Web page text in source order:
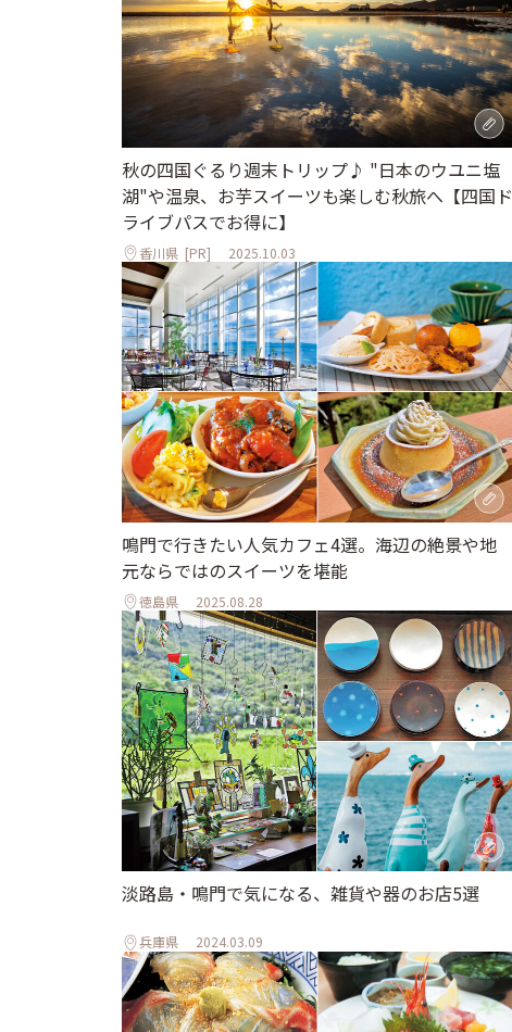
秋の四国ぐるり週末トリップ♪ "日本のウユニ塩
湖"や温泉、お芋スイーツも楽しむ秋旅へ【四国ド
ライブパスでお得に】
香川県 [PR] 2025.10.03
鳴門で行きたい人気カフェ4選。海辺の絶景や地
元ならではのスイーツを堪能
徳島県 2025.08.28
淡路島・鳴門で気になる、雑貨や器のお店5選
兵庫県 2024.03.09